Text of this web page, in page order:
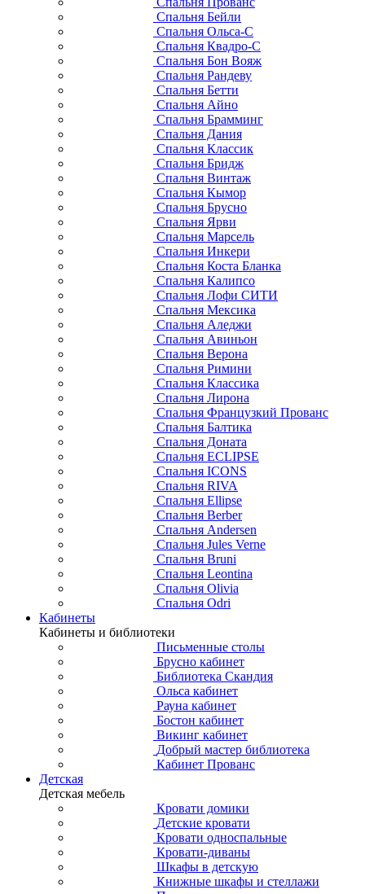
Спальня Бейли
Спальня Ольса-С
Спальня Квадро-С
Спальня Бон Вояж
Спальня Рандеву
Спальня Бетти
Спальня Айно
Спальня Брамминг
Спальня Дания
Спальня Классик
Спальня Бридж
Спальня Винтаж
Спальня Кымор
Спальня Брусно
Спальня Ярви
Спальня Марсель
Спальня Инкери
Спальня Коста Бланка
Спальня Калипсо
Спальня Лофи СИТИ
Спальня Мексика
Спальня Аледжи
Спальня Авиньон
Спальня Верона
Спальня Римини
Спальня Классика
Спальня Лирона
Спальня Французкий Прованс
Спальня Балтика
Спальня Доната
Спальня ECLIPSE
Спальня ICONS
Спальня RIVA
Спальня Ellipse
Спальня Berber
Спальня Andersen
Спальня Jules Verne
Спальня Bruni
Спальня Leontina
Спальня Olivia
Спальня Odri
Кабинеты
Кабинеты и библиотеки
Письменные столы
Брусно кабинет
Библиотека Скандия
Ольса кабинет
Рауна кабинет
Бостон кабинет
Викинг кабинет
Добрый мастер библиотека
Кабинет Прованс
Детская
Детская мебель
Кровати домики
Детские кровати
Кровати односпальные
Кровати-диваны
Шкафы в детскую
Книжные шкафы и стеллажи